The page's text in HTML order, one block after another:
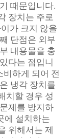
때문입니다.
장치는 주로
가 크지 않을
단점은 외부
내용물을 충
다는 점입니
비하게 되어 전
냉각 장치를
치할 경우 성
제를 방지하
에 설치하는
위해서는 제